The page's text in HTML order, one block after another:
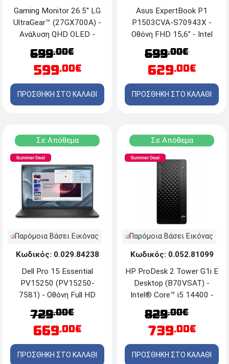
Gaming Monitor 26.5'' LG
UltraGear™ (27GX700A) -
Aνάλυση QHD OLED -
HDMI, DisplayPort
699.00€
599.00€
ΠΡΟΣΘΗΚΗ ΣΤΟ ΚΑΛΑΘΙ
Asus ExpertBook P1
P1503CVA-S70943X -
Οθόνη FHD 15,6'' - Intel
Core™ i5 13420H - 16GB
RAM - 512GB SSD
NVMe™ M.2 - Windows 11
Pro - Misty Grey
699.00€
629.00€
ΠΡΟΣΘΗΚΗ ΣΤΟ ΚΑΛΑΘΙ
Σε Απόθεμα
Παρόμοια Βάσει Εικόνας
Κωδικός: 0.029.84238
Dell Pro 15 Essential
PV15250 (PV15250-
7581) - Οθόνη Full HD
15.6'' IPS - Intel® Core™
i5-1334U - 16GB RAM -
512GB SSD - Windows 11
Pro - Carbon Black
729.00€
669.00€
ΠΡΟΣΘΗΚΗ ΣΤΟ ΚΑΛΑΘΙ
Σε Απόθεμα
Παρόμοια Βάσει Εικόνας
Κωδικός: 0.052.81099
HP ProDesk 2 Tower G1i E
Desktop (B70VSAT) -
Intel® Core™ i5 14400 -
16GB RAM - 512GB SSD
NVMe™ M.2 - Windows 11
Pro
829.00€
739.00€
ΠΡΟΣΘΗΚΗ ΣΤΟ ΚΑΛΑΘΙ